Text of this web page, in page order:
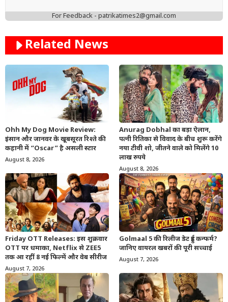
For Feedback - patrikatimes2@gmail.com
Related News
Ohh My Dog Movie Review:
इंसान और जानवर के खूबसूरत रिश्ते की
कहानी में “Oscar” है असली स्टार
August 8, 2026
Anurag Dobhal का बड़ा ऐलान,
पत्नी रितिका से विवाद के बीच शुरू करेंगे
नया टीवी शो, जीतने वाले को मिलेंगे 10
लाख रुपये
August 8, 2026
Friday OTT Releases: इस शुक्रवार
OTT पर धमाका, Netflix से ZEE5
तक आ रहीं 8 नई फिल्में और वेब सीरीज
August 7, 2026
Golmaal 5 की रिलीज डेट हुई कन्फर्म?
जानिए वायरल खबरों की पूरी सच्चाई
August 7, 2026